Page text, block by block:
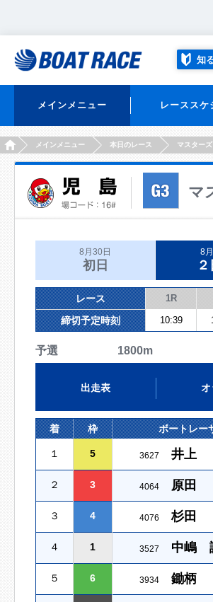
知
メインメニュー レーススケ
HOMEメインメニュー 本日のレース マスター
マ
8月30日
初日
8
２
レース 1R
締切予定時刻 10:39
予選 1800m
出走表 オ
着 枠 ボートレー
１ 5 3627 井上
２ 3 4064 原田
３ 4 4076 杉田
４ 1 3527 中嶋
５ 6 3934 鋤柄